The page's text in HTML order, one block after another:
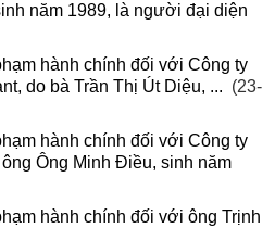
năm 1989, là người đại diện
hành chính đối với Công ty
do bà Trần Thị Út Diệu, ... (23-
hành chính đối với Công ty
Ông Minh Điều, sinh năm
hành chính đối với ông Trịnh